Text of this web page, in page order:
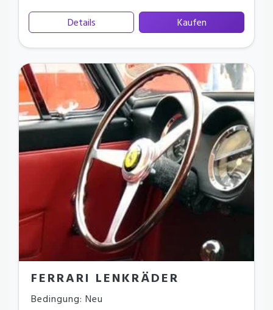
Details Kaufen
FERRARI LENKRÄDER
Bedingung: Neu